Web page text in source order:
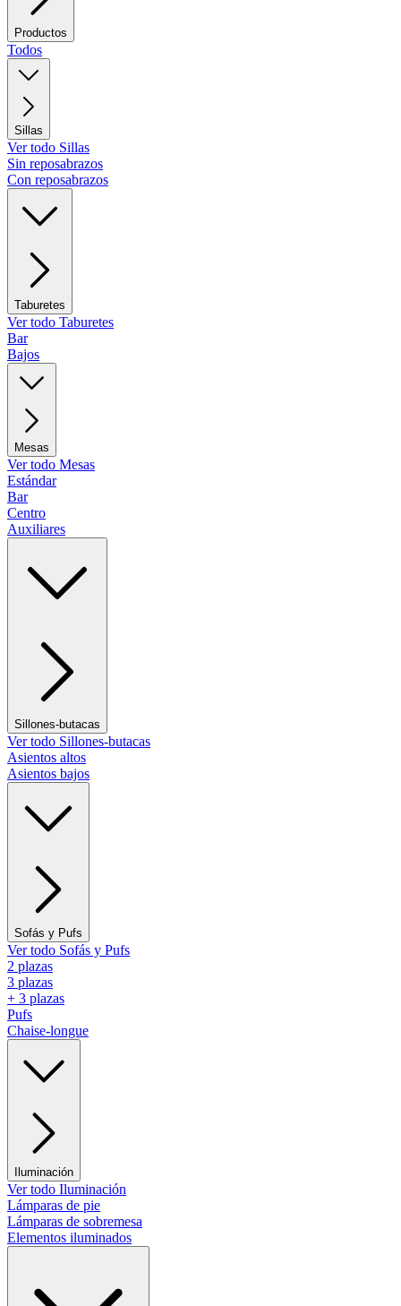
Productos
Todos
Sillas
Ver todo Sillas
Sin reposabrazos
Con reposabrazos
Taburetes
Ver todo Taburetes
Bar
Bajos
Mesas
Ver todo Mesas
Estándar
Bar
Centro
Auxiliares
Sillones-butacas
Ver todo Sillones-butacas
Asientos altos
Asientos bajos
Sofás y Pufs
Ver todo Sofás y Pufs
2 plazas
3 plazas
+ 3 plazas
Pufs
Chaise-longue
Iluminación
Ver todo Iluminación
Lámparas de pie
Lámparas de sobremesa
Elementos iluminados